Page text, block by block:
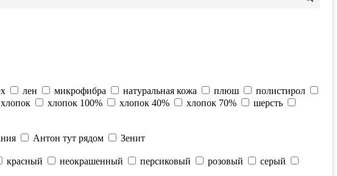
лен микрофибра натуральная кожа плюш
полистирол
хлопок хлопок 100% хлопок 40% хлопок 70%
шерсть
Антон тут рядом
Зенит
красный неокрашенный персиковый розовый
серый